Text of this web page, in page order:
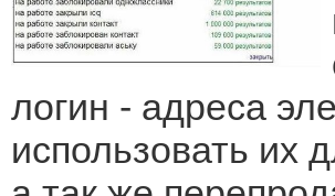
логин - адреса
использовать их